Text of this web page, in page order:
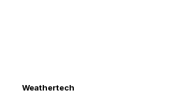
Weathertech